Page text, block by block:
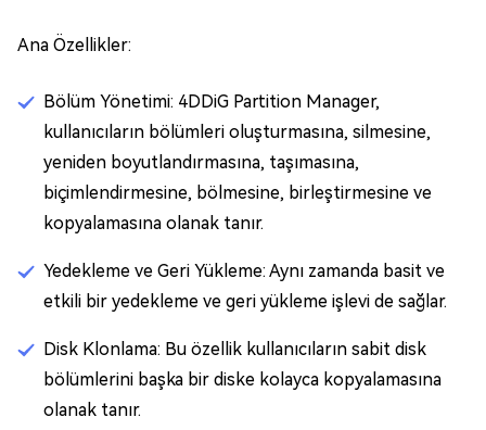
Ana Özellikler:
Bölüm Yönetimi: 4DDiG Partition Manager,
kullanıcıların bölümleri oluşturmasına, silmesine,
yeniden boyutlandırmasına, taşımasına,
biçimlendirmesine, bölmesine, birleştirmesine ve
kopyalamasına olanak tanır.
Yedekleme ve Geri Yükleme: Aynı zamanda basit ve
etkili bir yedekleme ve geri yükleme işlevi de sağlar.
Disk Klonlama: Bu özellik kullanıcıların sabit disk
bölümlerini başka bir diske kolayca kopyalamasına
olanak tanır.